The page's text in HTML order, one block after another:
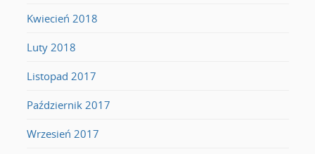
Kwiecień 2018
Luty 2018
Listopad 2017
Październik 2017
Wrzesień 2017